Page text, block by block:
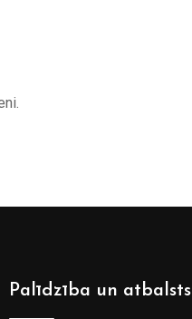
Palīdzība un atbalsts